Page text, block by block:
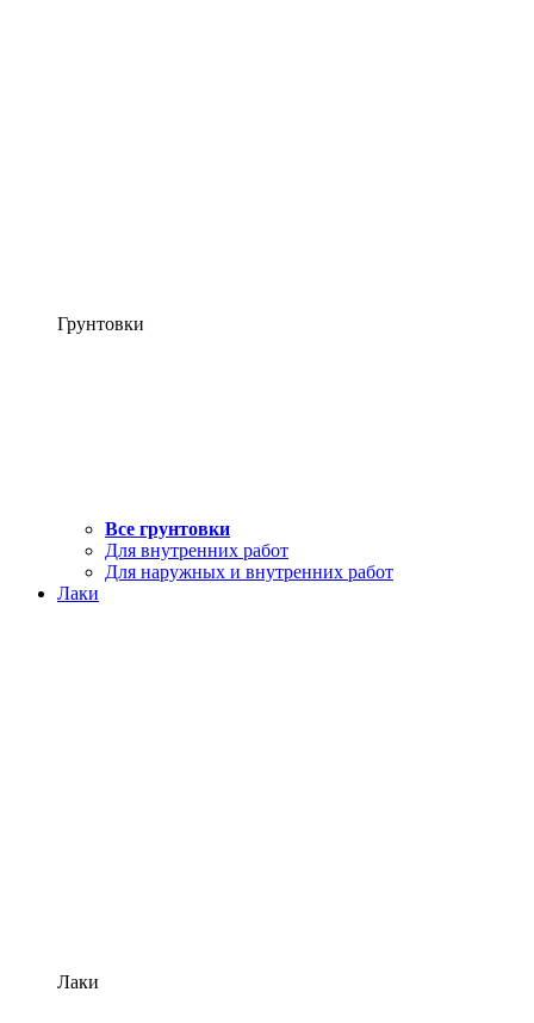
Грунтовки
Все грунтовки
Для внутренних работ
Для наружных и внутренних работ
Лаки
Лаки